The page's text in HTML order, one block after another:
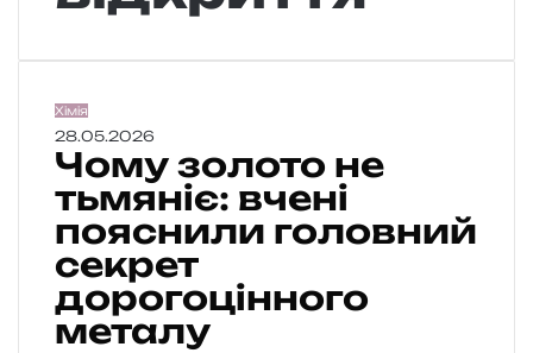
Ч
о
м
з
о
л
т
о
Хімія
28.05.2026
Чому золото не
тьмяніє: вчені
пояснили головний
секрет
дорогоцінного
металу